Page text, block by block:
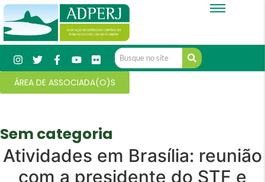
ÁREA DE ASSOCIADA(O)S
Sem categoria
Atividades em Brasília: reunião
com a presidente do STF e